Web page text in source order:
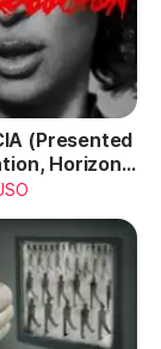
(Presented
Horizon